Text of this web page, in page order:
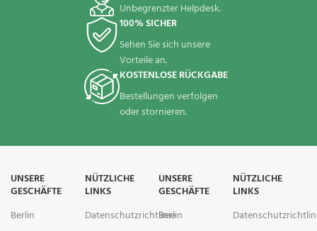
Unbegrenzter Helpdesk.
100% SICHER
Sehen Sie sich unsere
Vorteile an.
KOSTENLOSE RÜCKGABE
Bestellungen verfolgen
oder stornieren.
UNSERE
GESCHÄFTE
Berlin
NÜTZLICHE
LINKS
Datenschutzrichtlinie
UNSERE
GESCHÄFTE
Berlin
NÜTZLICHE
LINKS